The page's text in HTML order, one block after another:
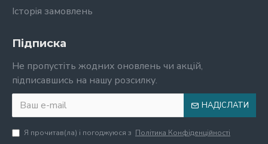
Історія замовлень
Підписка
Не пропустіть жодних оновлень чи акцій,
підписавшись на нашу розсилку.
НАДІСЛАТИ
Я прочитав(ла) і погоджуюся з Політика Конфіденційності